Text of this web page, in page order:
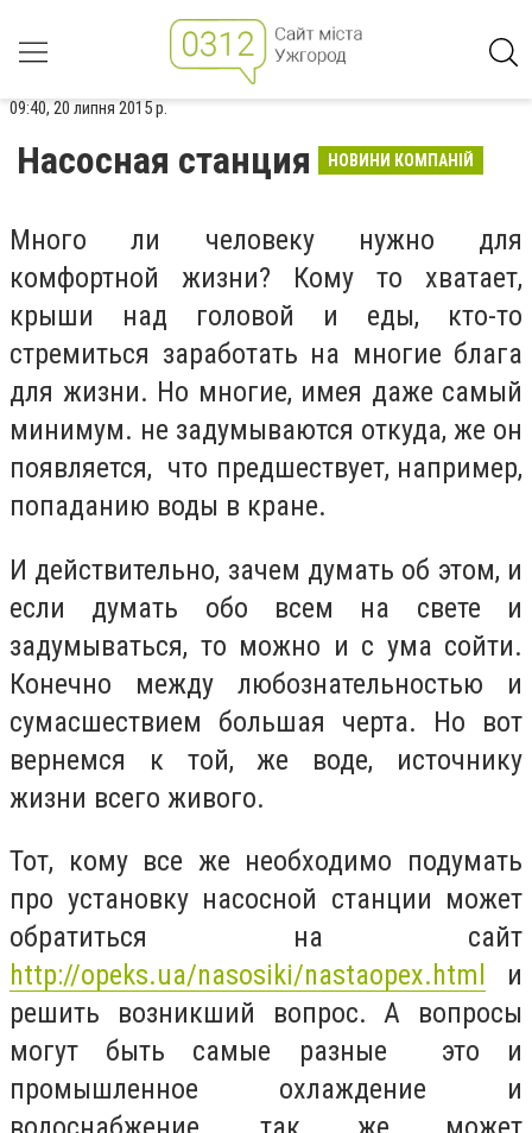
09:40, 20 липня 2015 р.
Насосная станция НОВИНИ КОМПАНІЙ
Много ли человеку нужно для
комфортной жизни? Кому то хватает,
крыши над головой и еды, кто-то
стремиться заработать на многие блага
для жизни. Но многие, имея даже самый
минимум. не задумываются откуда, же он
появляется, что предшествует, например,
попаданию воды в кране.
И действительно, зачем думать об этом, и
если думать обо всем на свете и
задумываться, то можно и с ума сойти.
Конечно между любознательностью и
сумасшествием большая черта. Но вот
вернемся к той, же воде, источнику
жизни всего живого.
Тот, кому все же необходимо подумать
про установку насосной станции может
обратиться на сайт
http://opeks.ua/nasosiki/nastaopex.html
и
решить возникший вопрос. А вопросы
могут быть самые разные это и
промышленное охлаждение и